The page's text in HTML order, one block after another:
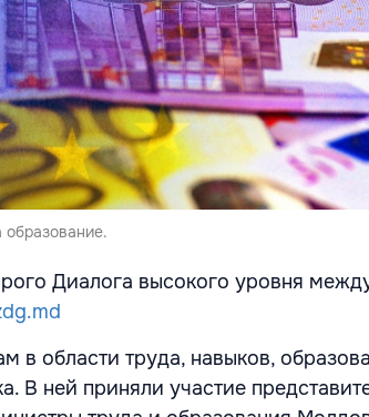
Диалога высокого уровня
в области труда, навыков,
В ней приняли участие